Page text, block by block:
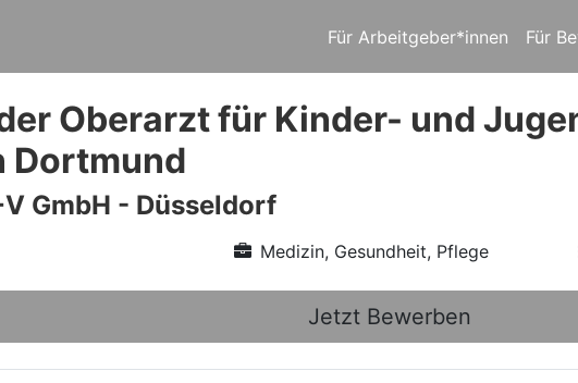
Für Arbeitgeber*innen Für
Oberarzt für Kinder- und
Dortmund
GmbH - Düsseldorf
Medizin, Gesundheit, Pflege
Jetzt Bewerben